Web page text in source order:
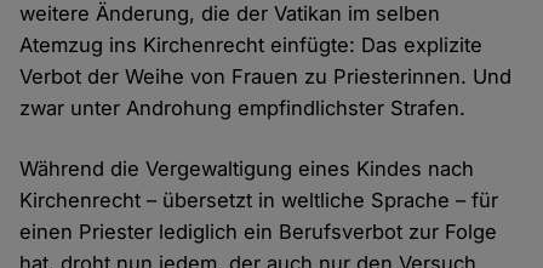
weitere Änderung, die der Vatikan im selben
Atemzug ins Kirchenrecht einfügte: Das explizite
Verbot der Weihe von Frauen zu Priesterinnen. Und
zwar unter Androhung empfindlichster Strafen.
Während die Vergewaltigung eines Kindes nach
Kirchenrecht – übersetzt in weltliche Sprache – für
einen Priester lediglich ein Berufsverbot zur Folge